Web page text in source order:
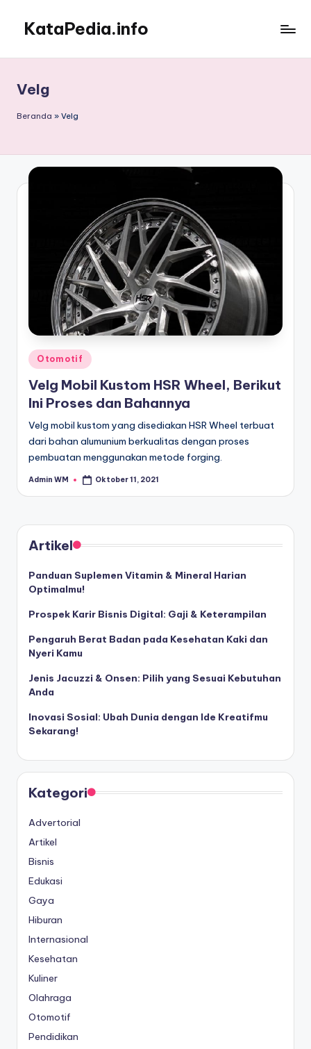
content
KataPedia.info
Terbaru
Velg
Beranda » Velg
Posted
in
Otomotif
Velg Mobil Kustom HSR Wheel, Berikut
Ini Proses dan Bahannya
Velg mobil kustom yang disediakan HSR Wheel terbuat
dari bahan alumunium berkualitas dengan proses
pembuatan menggunakan metode forging.
Posted
Admin WM Oktober 11, 2021
Artikel
Panduan Suplemen Vitamin & Mineral Harian
Optimalmu!
Prospek Karir Bisnis Digital: Gaji & Keterampilan
Pengaruh Berat Badan pada Kesehatan Kaki dan
Nyeri Kamu
Jenis Jacuzzi & Onsen: Pilih yang Sesuai Kebutuhan
Anda
Inovasi Sosial: Ubah Dunia dengan Ide Kreatifmu
Sekarang!
Kategori
Advertorial
Artikel
Bisnis
Edukasi
Gaya
Hiburan
Internasional
Kesehatan
Kuliner
Olahraga
Otomotif
Pendidikan